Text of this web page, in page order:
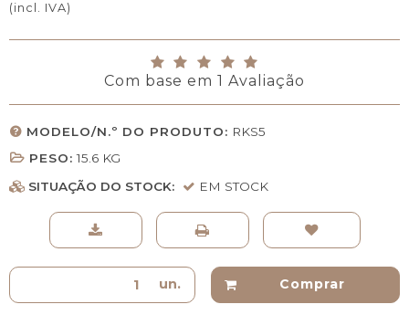
(incl. IVA)
Com base em 1 Avaliação
MODELO/N.º DO PRODUTO: RKS5
PESO: 15.6 KG
SITUAÇÃO DO STOCK:
EM STOCK
un. Comprar